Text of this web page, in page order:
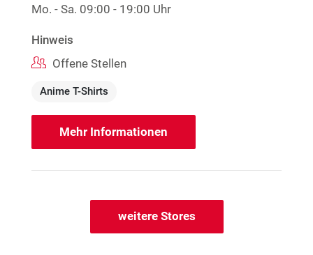
Mo. - Sa. 09:00 - 19:00 Uhr
Hinweis
Offene Stellen
Anime T-Shirts
Mehr Informationen
weitere Stores